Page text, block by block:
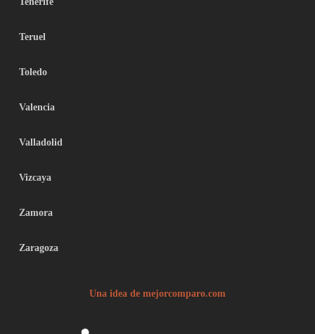
Teruel
Toledo
Valencia
Valladolid
Vizcaya
Zamora
Zaragoza
Una idea de mejorcomparo.com